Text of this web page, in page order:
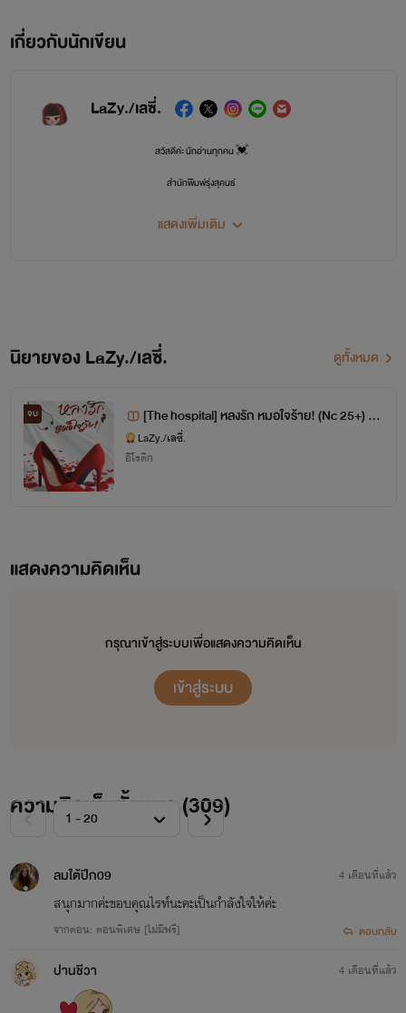
เกี่ยวกับนักเขียน
LaZy./เลซี่.
สวัสดีค่ะ นักอ่านทุกคน 💓
สำนักพิมพ์รุ่งสุคนธ์
ยินดีต้อนรับเข้าสู่โลกแห่งจินตนาการ
Email: rungsukon.publisher@gmail.com
1. [The hospital] คุณหมอคะ มีรักมาเสิร์ฟ (วายุ x ญดา) วางขายแล้ว [พ่อแม่วาโย]
4. [The hospital] หลงรัก หมอใจร้าย! (ไทม์ x ชิลล์) วางขายแล้ว [พ่อแม่วิลล์ มิลล์]
5. [Bossy] บงการรัก บงการร้าย! (ไทป์ x แอนนี่) วางขายแล้ว [พ่อ แม่ อิทธ์ อัทธ์]
7. Bad Love of devil รักร้ายของนายปีศาจ (น้ำเหนือX พระพาย) วางขายแล้ว
8. Bad Love of Cold รักร้ายของนายเย็นชา (วิลล์ x พิ้งค์พราว) วางขายแล้ว
10. Bad Love of Prince รักร้ายของคุณชาย (วาโย x ปลายฝน) วางขายแล้ว
11. พันธนาการรัก พันธนาการร้าย! (อิทธ์ X พัดชา) วางขายแล้ว
แสดงเพิ่มเติม
นิยายของ LaZy./เลซี่. ดูทั้งหมด
จบ
[The hospital] หลงรัก หมอใจร้าย! (Nc 25+) จ
บ!
LaZy./เลซี่.
อีโรติก
แสดงความคิดเห็น
กรุณาเข้าสู่ระบบเพื่อแสดงความคิดเห็น
เข้าสู่ระบบ
ความคิดเห็นทั้งหมด (309)
ลมใต้ปีก09
สนุกมากค่ะขอบคุณไรท์นะคะเป็นกำลังใจให้ค่ะ
จากตอน: ตอนพิเศษ [ไม่มีฟรี]
4 เดือนที่แล้ว
ตอบกลับ
ปานชีวา 4 เดือนที่แล้ว